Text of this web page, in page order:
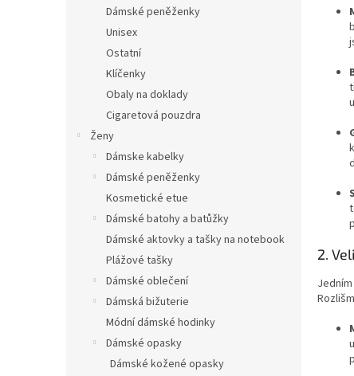
Dámské peněženky
Unisex
Ostatní
Klíčenky
Obaly na doklady
Cigaretová pouzdra
Ženy
Dámske kabelky
Dámské peněženky
Kosmetické etue
Dámské batohy a batůžky
Dámské aktovky a tašky na notebook
Plážové tašky
Dámské oblečení
Dámská bižuterie
Módní dámské hodinky
Dámské opasky
Dámské kožené opasky
2.